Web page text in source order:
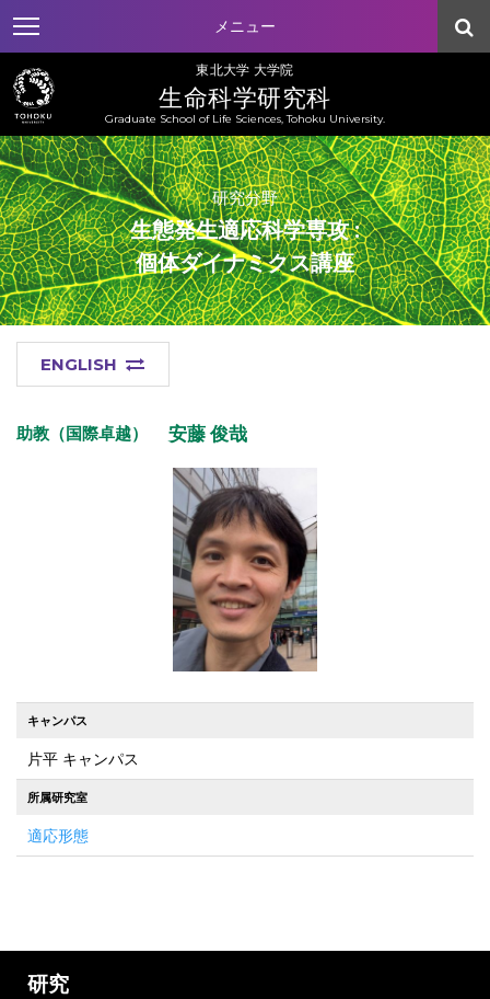
メニュー
東北大学 大学院
生命科学研究科
Graduate School of Life Sciences, Tohoku University.
研究分野
生態発生適応科学専攻 :
個体ダイナミクス講座
ENGLISH
助教（国際卓越） 安藤 俊哉
キャンパス
片平 キャンパス
所属研究室
適応形態
研究